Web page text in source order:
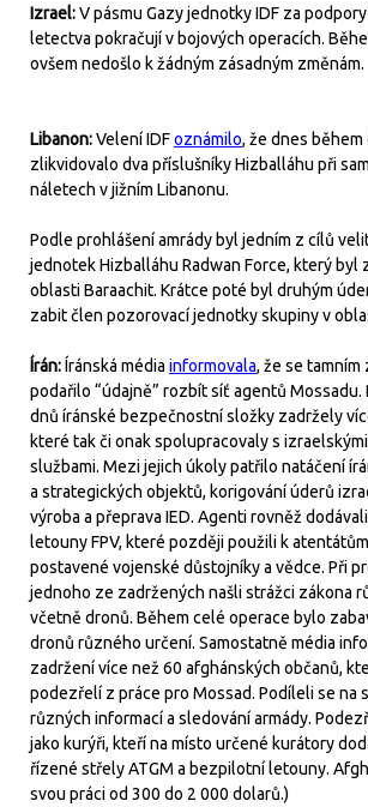
Izrael:V pásmu Gazy jednotky IDF za
letectva pokračují v bojových operacích.
ovšem nedošlo k žádným zásadným změnám.
Libanon:Velení IDFoznámilo, že dnes
zlikvidovalo dva příslušníky Hizballáhu při
náletech v jižním Libanonu.
Podle prohlášení amrády byl jedním z cílů
jednotek Hizballáhu Radwan Force, který byl
oblasti Baraachit. Krátce poté byl druhým
zabit člen pozorovací jednotky skupiny v
Írán:Íránská média informovala, že se tamním
podařilo “údajně” rozbít síť agentů Mossadu.
dnů íránské bezpečnostní složky zadržely
které tak či onak spolupracovaly s
službami. Mezi jejich úkoly patřilo natáčení
a strategických objektů, korigování úderů
výroba a přeprava IED. Agenti rovněž
letouny FPV, které později použili k
postavené vojenské důstojníky a vědce. Při
jednoho ze zadržených našli strážci zákona
včetně dronů. Během celé operace bylo
dronů různého určení. Samostatně média
zadržení více než 60 afghánských občanů,
podezřelí z práce pro Mossad. Podíleli se na
různých informací a sledování armády.
jako kurýři, kteří na místo určené kurátory
řízené střely ATGM a bezpilotní letouny.
svou práci od 300 do 2 000 dolarů.)